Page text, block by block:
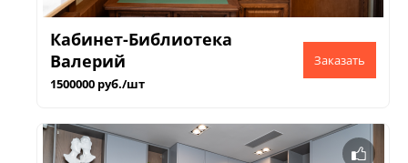
Кабинет-Библиотека
Валерий
1500000 руб./шт